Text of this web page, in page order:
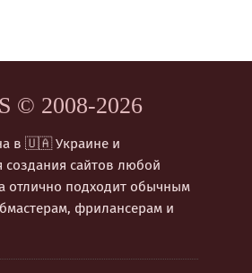
© 2008-2026
в 🇺🇦 Украине и
создания сайтов любой
отлично подходит обычным
фрилансерам и